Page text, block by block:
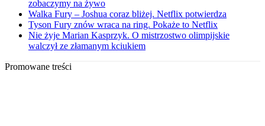
zobaczymy na żywo
Walka Fury – Joshua coraz bliżej. Netflix potwierdza
Tyson Fury znów wraca na ring. Pokaże to Netflix
Nie żyje Marian Kasprzyk. O mistrzostwo olimpijskie
walczył ze złamanym kciukiem
Promowane treści